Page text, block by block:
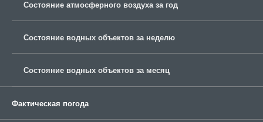
Состояние атмосферного воздуха за год
Состояние водных объектов за неделю
Состояние водных объектов за месяц
Фактическая погода